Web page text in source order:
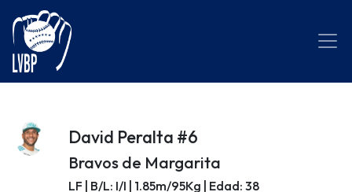
David Peralta #6
Bravos de Margarita
LF | B/L: I/I | 1.85m/95Kg | Edad: 38